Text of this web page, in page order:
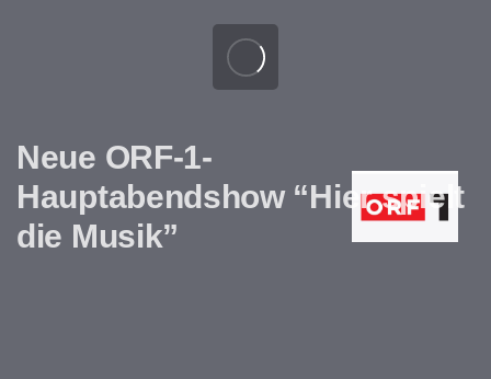
Neue ORF-1-
Hauptabendshow “Hier spielt
die Musik”